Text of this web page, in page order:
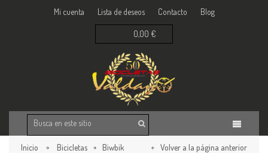
Blog
Contacto
Lista de deseos
Mi cuenta
0,00 €
Inicio Bicicletas Biwbik Volver a la página anterior